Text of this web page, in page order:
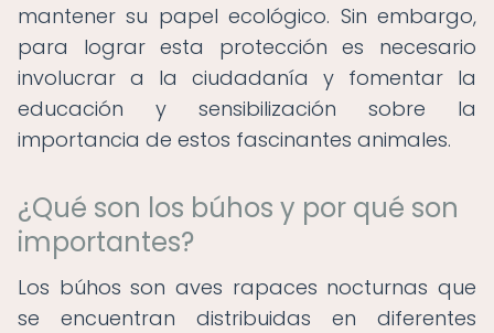
mantener su papel ecológico. Sin embargo,
para lograr esta protección es necesario
involucrar a la ciudadanía y fomentar la
educación y sensibilización sobre la
importancia de estos fascinantes animales.
¿Qué son los búhos y por qué son
importantes?
Los búhos son aves rapaces nocturnas que
se encuentran distribuidas en diferentes